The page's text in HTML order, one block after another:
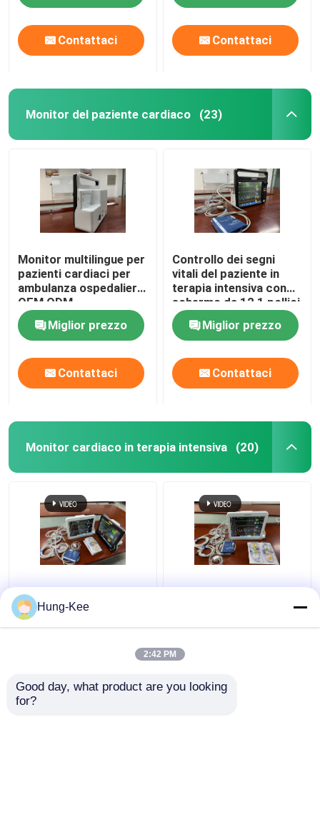
Contattaci Contattaci
Monitor del paziente cardiaco (23)
Monitor multilingue per
pazienti cardiaci per
ambulanza ospedaliera
OEM ODM
Miglior prezzo
Contattaci
Controllo dei segni
vitali del paziente in
terapia intensiva con
schermo da 12,1 pollici
6 parametri standard
Miglior prezzo
Contattaci
Monitor cardiaco in terapia intensiva (20)
Monitor cardiaco
portatile da 15 pollici
per la diagnosi dei
Clinica medica ICU
Hung-Kee
2:42 PM
Good day, what product are you looking
for?